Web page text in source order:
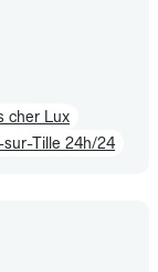
cher Lux
sur-Tille 24h/24